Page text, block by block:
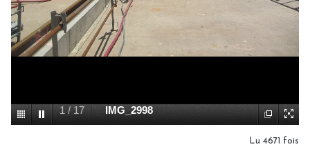
1 / 17 IMG_2998
Lu 4671 fois